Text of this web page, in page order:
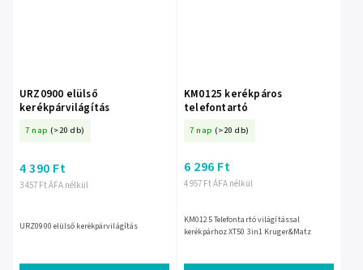
URZ0900 elülső
kerékpárvilágítás
7 nap (>20 db)
3 457 Ft ÁFA nélkül
4 390 Ft
URZ0900 elülső kerékpárvilágítás
KM0125 kerékpáros
telefontartó
7 nap (>20 db)
4 957 Ft ÁFA nélkül
6 296 Ft
KM0125 Telefontartó világítással
kerékpárhoz XT50 3in1 Kruger&Matz